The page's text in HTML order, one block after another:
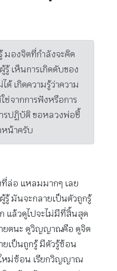
มองจิตที่กำลังจะคิด
เห็นการเกิดดับของ
ด้ เกิดความรู้ว่าความ
ช่จากการฟังหรือการ
รปฏิบัติ ขอหลวงพ่อชี้
หน้าครับ
ล่อ แหลมมากๆ เลย
รู้ มันจะกลายเป็นตัวถูกรู้
แล้วดูไปจะไม่มีที่สิ้นสุด
ตนะ ดูวิญญาณคือ ดูจิต
เป็นถูกรู้ มีตัวรู้ซ้อน
หม่ซ้อน เรียกวิญญาณ